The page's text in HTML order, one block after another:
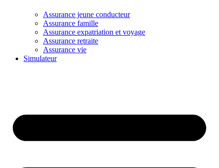
Assurance jeune conducteur
Assurance famille
Assurance expatriation et voyage
Assurance retraite
Assurance vie
Simulateur